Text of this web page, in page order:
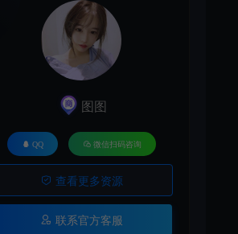
图图
QQ 微信扫码咨询
查看更多资源
联系官方客服